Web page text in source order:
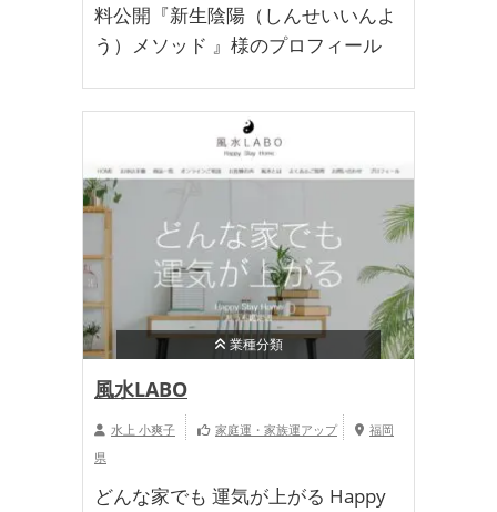
料公開『新生陰陽（しんせいいんよ
う）メソッド 』様のプロフィール
業種分類
風水LABO
水上 小爽子 家庭運・家族運アップ
福岡
県
どんな家でも 運気が上がる Happy